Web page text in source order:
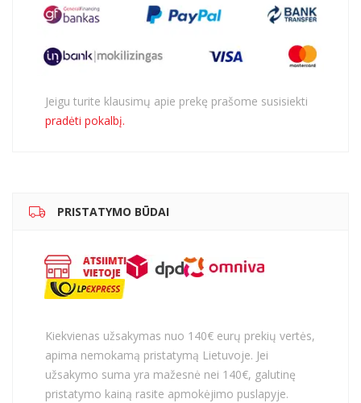
Jeigu turite klausimų apie prekę prašome susisiekti
pradėti pokalbį.
PRISTATYMO BŪDAI
Kiekvienas užsakymas nuo 140€ eurų prekių vertės,
apima nemokamą pristatymą Lietuvoje. Jei
užsakymo suma yra mažesnė nei 140€, galutinę
pristatymo kainą rasite apmokėjimo puslapyje.